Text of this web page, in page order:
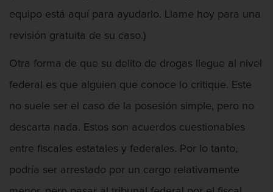
Armas Prohibidas en California
Aumento de Sentencia por Armas de
Descarga Negligente de un Arma de
Fuego
Portar un Arma de Fuego Oculta
Delitos de Conducción
equipo está aquí para ayudarlo. Llame hoy para una
revisión gratuita de su caso.)
Otra forma de que su delito de drogas llegue al nivel
federal es que alguien que conoce lo critique. Este
no suele ser el caso de la posesión simple, pero no
descarta nada. Estos son acuerdos cuestionables
entre fiscales estatales y federales. Por lo tanto,
podría ser arrestado por un cargo relativamente